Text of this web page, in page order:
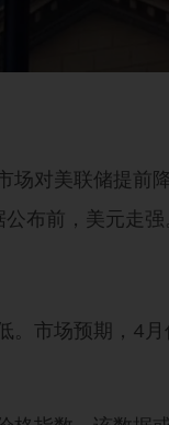
场对美联储提前
布前，美元走强
。市场预期，4